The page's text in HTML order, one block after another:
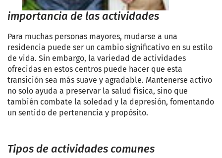
importancia de las actividades
Para muchas personas mayores, mudarse a una
residencia puede ser un cambio significativo en su estilo
de vida. Sin embargo, la variedad de actividades
ofrecidas en estos centros puede hacer que esta
transición sea más suave y agradable. Mantenerse activo
no solo ayuda a preservar la salud física, sino que
también combate la soledad y la depresión, fomentando
un sentido de pertenencia y propósito.
Tipos de actividades comunes